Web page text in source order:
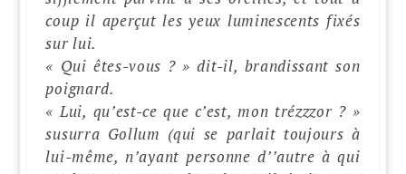
coup il aperçut les yeux luminescents fixés
sur lui.
« Qui êtes-vous ? » dit-il, brandissant son
poignard.
« Lui, qu’est-ce que c’est, mon trézzzor ? »
susurra Gollum (qui se parlait toujours à
lui-même, n’ayant personne d’’autre à qui